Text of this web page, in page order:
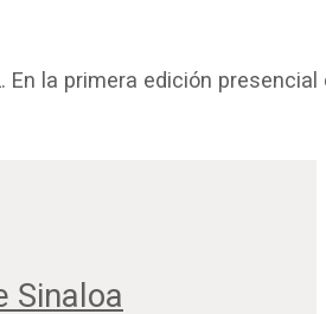
En la primera edición